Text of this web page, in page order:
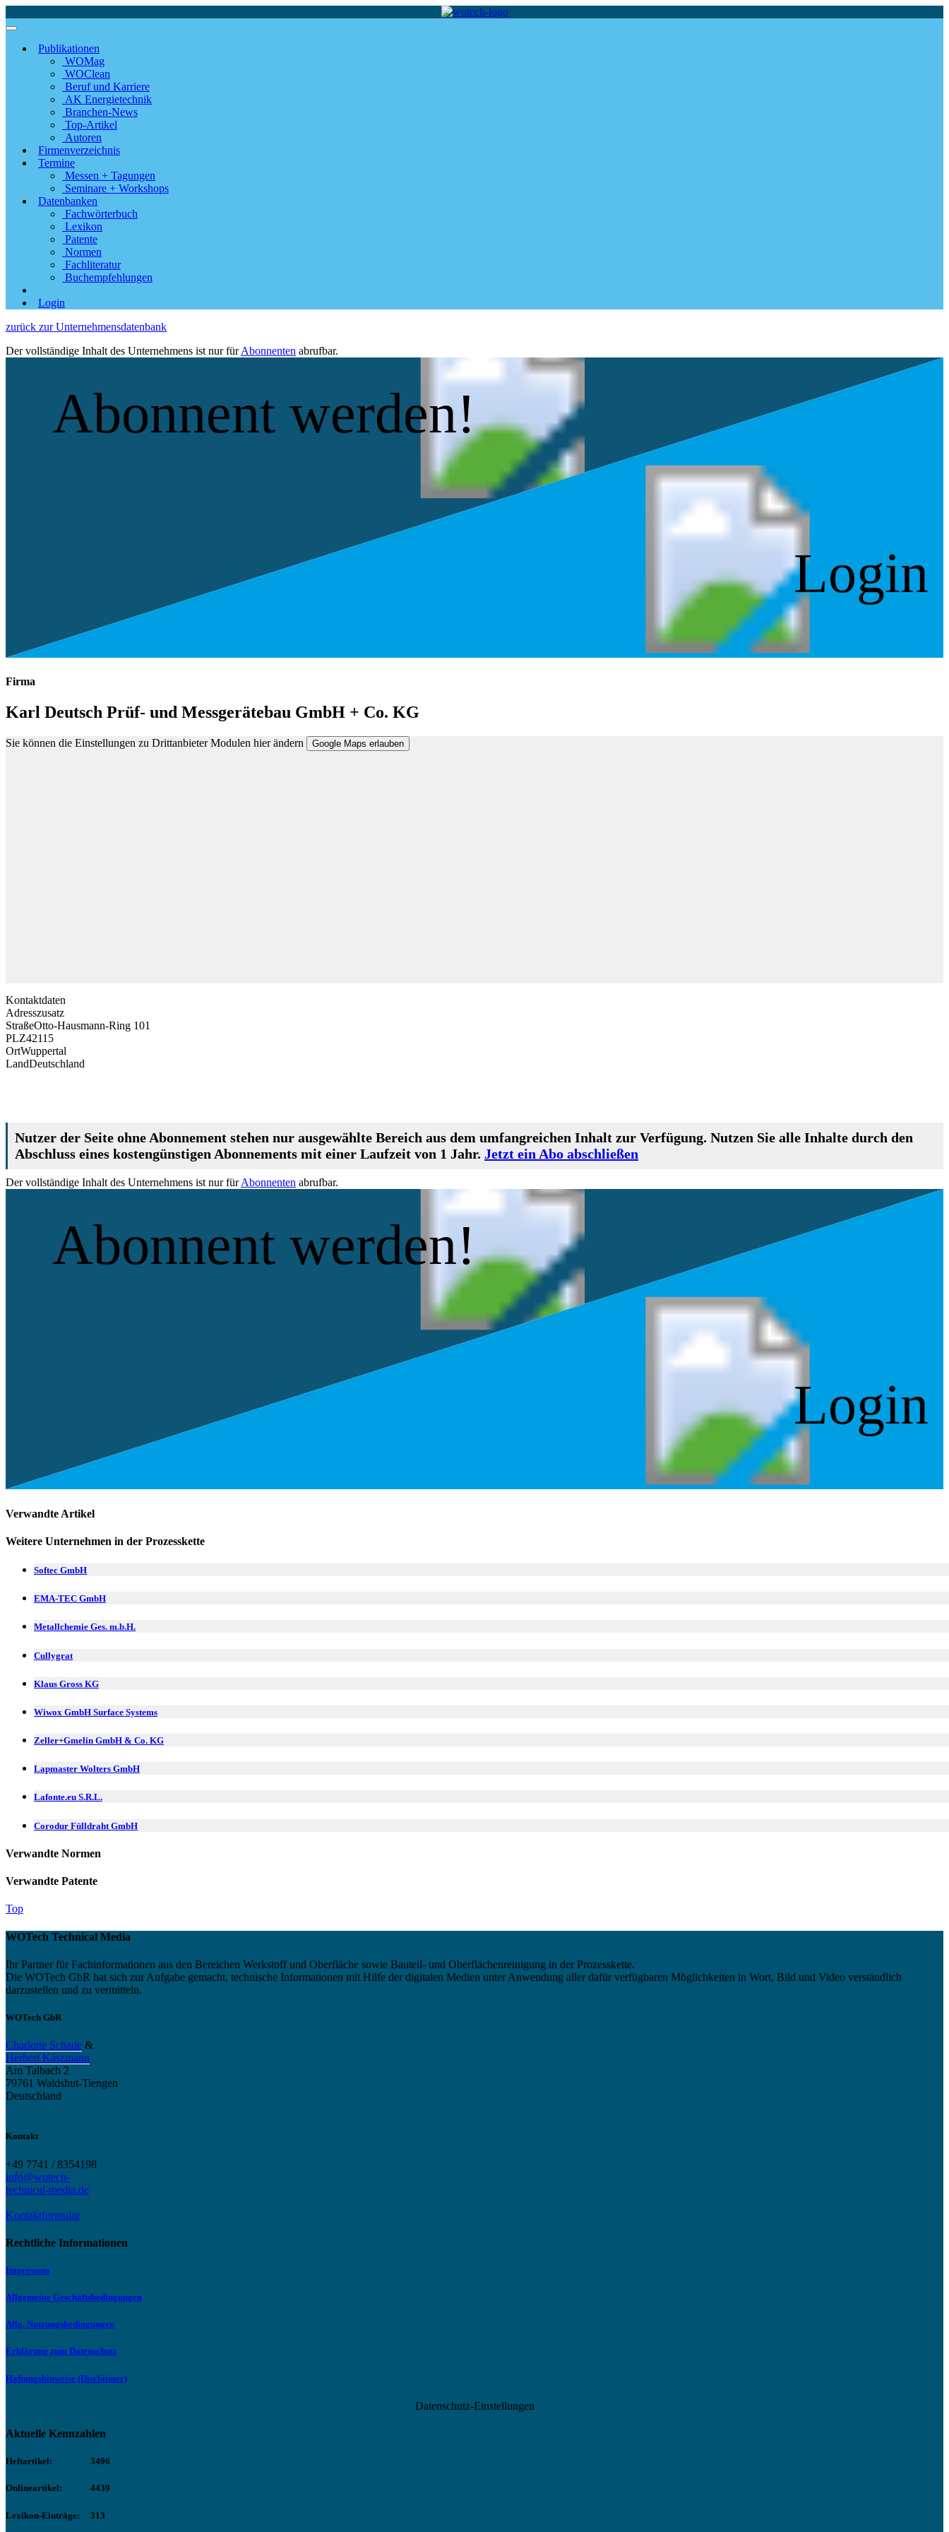
Publikationen
WOMag
WOClean
Beruf und Karriere
AK Energietechnik
Branchen-News
Top-Artikel
Autoren
Firmenverzeichnis
Termine
Messen + Tagungen
Seminare + Workshops
Datenbanken
Fachwörterbuch
Lexikon
Patente
Normen
Fachliteratur
Buchempfehlungen
Login
zurück zur Unternehmensdatenbank
Der vollständige Inhalt des Unternehmens ist nur fürAbonnenten abrufbar.
Abonnent werden!
Login
Firma
Karl Deutsch Prüf- und Messgerätebau GmbH + Co. KG
Sie können die Einstellungen zu Drittanbieter Modulen hier ändern Google Maps erlauben
Kontaktdaten
Adresszusatz
StraßeOtto-Hausmann-Ring 101
PLZ42115
OrtWuppertal
LandDeutschland
Nutzer der Seite ohne Abonnement stehen nur ausgewählte Bereich aus dem umfangreichen Inhalt zur Verfügung. Nutzen Sie alle Inhalte durch den
Abschluss eines kostengünstigen Abonnements mit einer Laufzeit von 1 Jahr. Jetzt ein Abo abschließen
Der vollständige Inhalt des Unternehmens ist nur fürAbonnenten abrufbar.
Abonnent werden!
Login
Verwandte Artikel
Weitere Unternehmen in der Prozesskette
Softec GmbH
EMA-TEC GmbH
Metallchemie Ges. m.b.H.
Cullygrat
Klaus Gross KG
Wiwox GmbH Surface Systems
Zeller+Gmelin GmbH & Co. KG
Lapmaster Wolters GmbH
Lafonte.eu S.R.L.
Corodur Fülldraht GmbH
Verwandte Normen
Verwandte Patente
Top
WOTech Technical Media
Ihr Partner für Fachinformationen aus den Bereichen Werkstoff und Oberfläche sowie Bauteil- und Oberflächenreinigung in der Prozesskette.
Die WOTech GbR hat sich zur Aufgabe gemacht, technische Informationen mit Hilfe der digitalen Medien unter Anwendung aller dafür verfügbaren Möglichkeiten in Wort, Bild und Video verständlich
darzustellen und zu vermitteln.
WOTech GbR
Charlotte Schade &
Herbert Käszmann
Am Talbach 2
79761 Waldshut-Tiengen
Deutschland
Kontakt
+49 7741 / 8354198
info@wotech-
technical-media.de
Kontaktformular
Rechtliche Informationen
Impressum
Allgemeine Geschäftsbedingungen
Allg. Nutzungsbedingungen
Erklärung zum Datenschutz
Haftungshinweise (Disclaimer)
Datenschutz-Einstellungen
Aktuelle Kennzahlen
Heftartikel: 3496
Onlineartikel: 4439
Lexikon-Einträge: 313